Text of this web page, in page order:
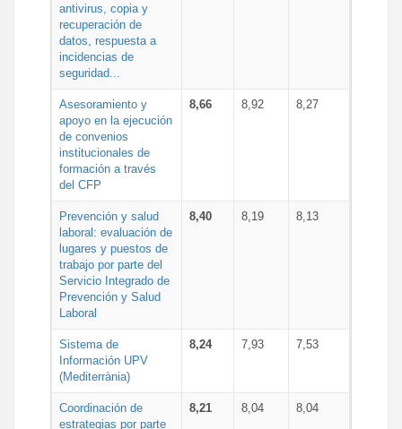
antivirus, copia y
recuperación de
datos, respuesta a
incidencias de
seguridad...
Asesoramiento y
apoyo en la ejecución
de convenios
institucionales de
formación a través
del CFP
8,66 8,92 8,27
Prevención y salud
laboral: evaluación de
lugares y puestos de
trabajo por parte del
Servicio Integrado de
Prevención y Salud
Laboral
8,40 8,19 8,13
Sistema de
Información UPV
(Mediterrània)
8,24 7,93 7,53
Coordinación de
estrategias por parte
8,21 8,04 8,04